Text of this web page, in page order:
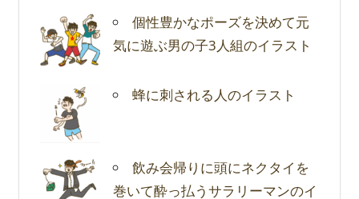
個性豊かなポーズを決めて元
気に遊ぶ男の子3人組のイラスト
蜂に刺される人のイラスト
飲み会帰りに頭にネクタイを
巻いて酔っ払うサラリーマンのイ